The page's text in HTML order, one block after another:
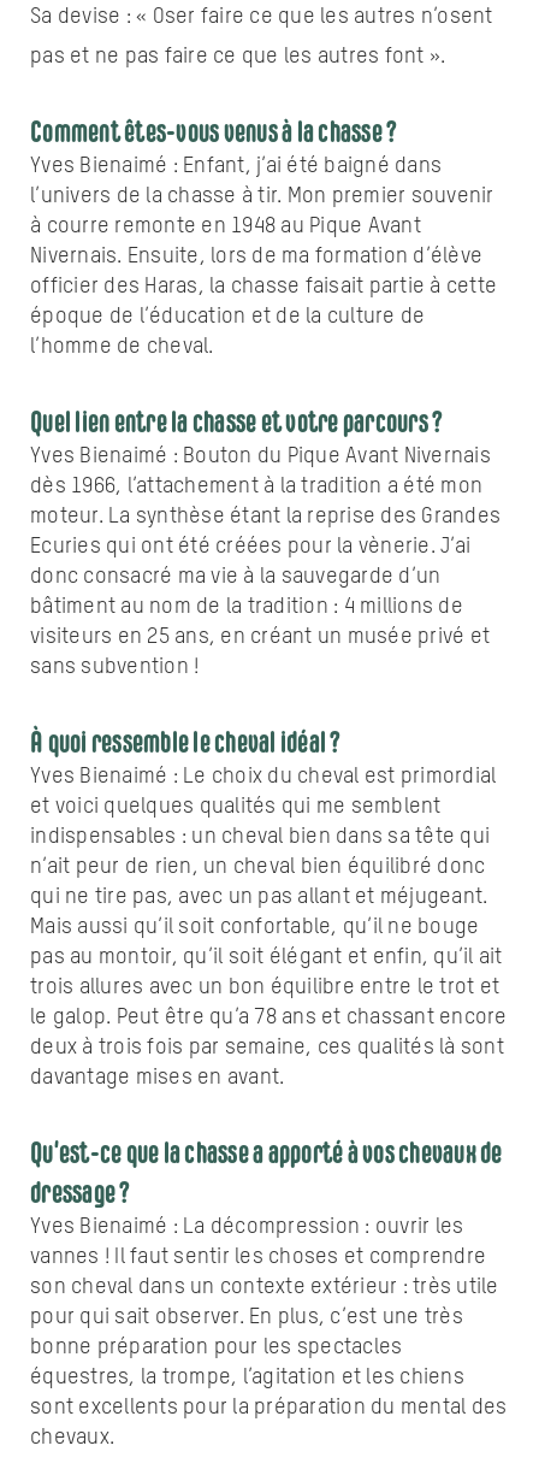
Sa devise : « Oser faire ce que les autres n’osent
pas et ne pas faire ce que les autres font ».
Comment êtes-vous venus à la chasse ?
Yves Bienaimé : Enfant, j’ai été baigné dans
l’univers de la chasse à tir. Mon premier souvenir
à courre remonte en 1948 au Pique Avant
Nivernais. Ensuite, lors de ma formation d’élève
officier des Haras, la chasse faisait partie à cette
époque de l’éducation et de la culture de
l’homme de cheval.
Quel lien entre la chasse et votre parcours ?
Yves Bienaimé : Bouton du Pique Avant Nivernais
dès 1966, l’attachement à la tradition a été mon
moteur. La synthèse étant la reprise des Grandes
Ecuries qui ont été créées pour la vènerie. J’ai
donc consacré ma vie à la sauvegarde d’un
bâtiment au nom de la tradition : 4 millions de
visiteurs en 25 ans, en créant un musée privé et
sans subvention !
À quoi ressemble le cheval idéal ?
Yves Bienaimé : Le choix du cheval est primordial
et voici quelques qualités qui me semblent
indispensables : un cheval bien dans sa tête qui
n’ait peur de rien, un cheval bien équilibré donc
qui ne tire pas, avec un pas allant et méjugeant.
Mais aussi qu’il soit confortable, qu’il ne bouge
pas au montoir, qu’il soit élégant et enfin, qu’il ait
trois allures avec un bon équilibre entre le trot et
le galop. Peut être qu’a 78 ans et chassant encore
deux à trois fois par semaine, ces qualités là sont
davantage mises en avant.
Qu’est-ce que la chasse a apporté à vos chevaux de
dressage ?
Yves Bienaimé : La décompression : ouvrir les
vannes ! Il faut sentir les choses et comprendre
son cheval dans un contexte extérieur : très utile
pour qui sait observer. En plus, c’est une très
bonne préparation pour les spectacles
équestres, la trompe, l’agitation et les chiens
sont excellents pour la préparation du mental des
chevaux.